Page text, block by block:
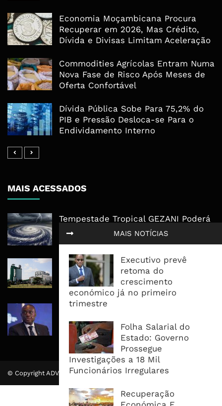
MAIS NOTÍCIAS
Executivo prevê
retoma do
crescimento
económico já no primeiro
trimestre
Folha Salarial do
Estado: Governo
Prossegue
Investigações a 18 Mil
Funcionários Irregulares
Recuperação
Economia Moçambicana Procura
Recuperar em 2026, Mas Crédito,
Dívida e Divisas Limitam Aceleração
Commodities Agrícolas Entram Numa
Nova Fase de Risco Após Meses de
Oferta Confortável
Dívida Pública Sobe Para 75,2% do
PIB e Pressão Desloca-se Para o
Endividamento Interno
MAIS ACESSADOS
Tempestade Tropical GEZANI Poderá
Afectar Mais De Um Milhão De
Governo admite nova operadora
para a Mozal após suspensão das
operações
CEO do Standard Bank pede ao
Governo que “saia do caminho” e
facilite os negócios
© Copyright ADVALUE. Todos Direitos Reservados.